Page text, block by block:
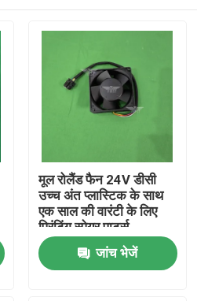
मूल रोलैंड फैन 24V डीसी
उच्च अंत प्लास्टिक के साथ
एक साल की वारंटी के लिए
प्रिंटिंग स्पेयर पार्ट्स
जांच भेजें